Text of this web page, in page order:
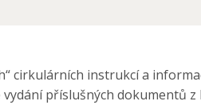
cirkulárních instrukcí a
příslušných dokumentů